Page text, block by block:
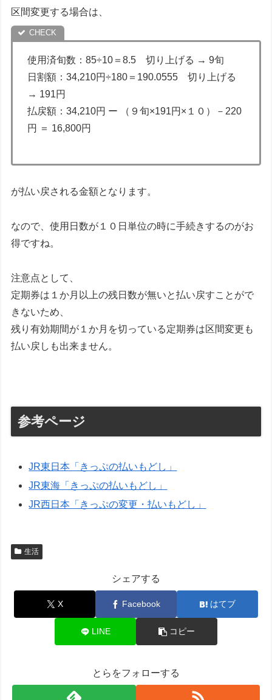
区間変更する場合は、
使用済旬数：85÷10＝8.5 切り上げる → 9旬
日割額：34,210円÷180＝190.0555 切り上げる
→ 191円
払戻額：34,210円 ー （９旬×191円×１０）－220
円 ＝ 16,800円
が払い戻される金額となります。
なので、使用日数が１０日単位の時に手続きするのがお
得ですね。
注意点として、
定期券は１か月以上の残日数が無いと払い戻すことがで
きないため、
残り有効期間が１か月を切っている定期券は区間変更も
払い戻しも出来ません。
参考ページ
JR東日本「きっぷの払いもどし」
JR東海「きっぷの払いもどし」
JR西日本「きっぷの変更・払いもどし」
生活
シェアする
X Facebook はてブ
LINE コピー
とらをフォローする